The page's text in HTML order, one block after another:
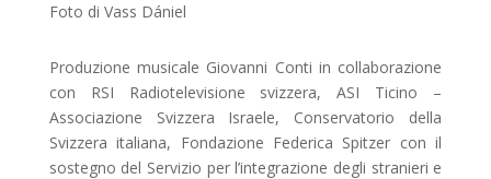
Foto di Vass Dániel
Produzione musicale Giovanni Conti in collaborazione
con RSI Radiotelevisione svizzera, ASI Ticino –
Associazione Svizzera Israele, Conservatorio della
Svizzera italiana, Fondazione Federica Spitzer con il
sostegno del Servizio per l’integrazione degli stranieri e